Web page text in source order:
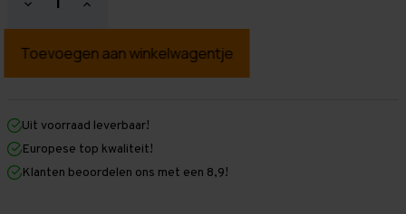
Hoeveelheid
verlagen
Grootvakstelling
mm
mm
x
1.000
mm
Hoeveelheid
verhogen
Grootvakstelling
mm
mm
1.000
mm
Uit voorraad leverbaar!
Europese top kwaliteit!
Klanten beoordelen ons met een 8,9!